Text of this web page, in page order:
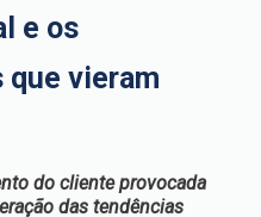
e os
vieram
do cliente provocada
das tendências